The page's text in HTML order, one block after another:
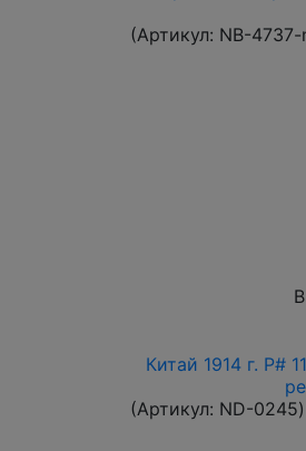
(Артикул: NB-4737-
Китай 1914 г. P#
(Артикул: ND-0245)